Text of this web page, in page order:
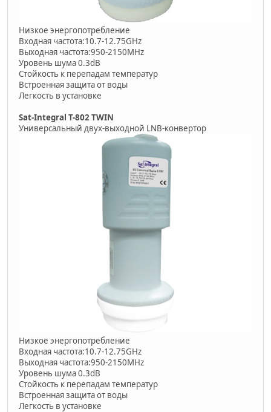
Низкое энергопотребление
Входная частота:10.7-12.75GHz
Выходная частота:950-2150MHz
Уровень шума 0.3dB
Стойкость к перепадам температур
Встроенная защита от воды
Легкость в установке
Sat-Integral T-802 TWIN
Универсальный двух-выходной LNB-конвертор
Низкое энергопотребление
Входная частота:10.7-12.75GHz
Выходная частота:950-2150MHz
Уровень шума 0.3dB
Стойкость к перепадам температур
Встроенная защита от воды
Легкость в установке